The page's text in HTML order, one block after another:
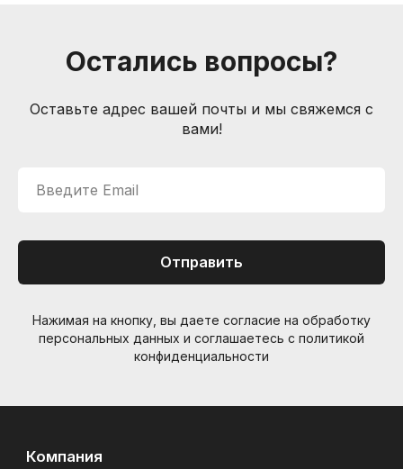
Остались вопросы?
Оставьте адрес вашей почты и мы свяжемся с
вами!
Введите Email
Отправить
Нажимая на кнопку, вы даете согласие на обработку
персональных данных и соглашаетесь c политикой
конфиденциальности
Услуги гитарного мастера
Санкт-Петербург, Большой пр. П.С., 41Б